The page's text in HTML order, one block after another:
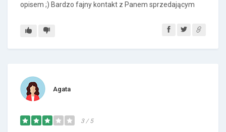
opisem ;) Bardzo fajny kontakt z Panem sprzedającym
Agata
3 / 5